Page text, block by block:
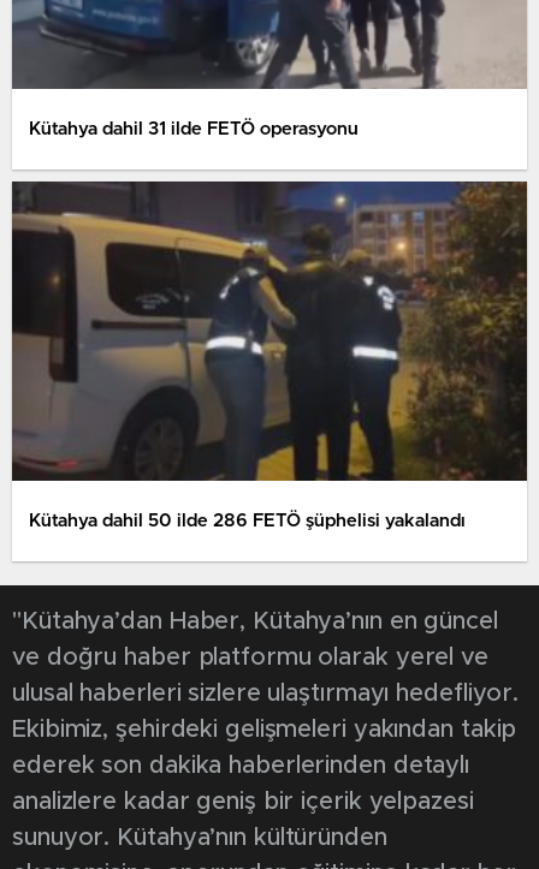
Kütahya dahil 31 ilde FETÖ operasyonu
Kütahya dahil 50 ilde 286 FETÖ şüphelisi yakalandı
"Kütahya’dan Haber, Kütahya’nın en güncel
ve doğru haber platformu olarak yerel ve
ulusal haberleri sizlere ulaştırmayı hedefliyor.
Ekibimiz, şehirdeki gelişmeleri yakından takip
ederek son dakika haberlerinden detaylı
analizlere kadar geniş bir içerik yelpazesi
sunuyor. Kütahya’nın kültüründen